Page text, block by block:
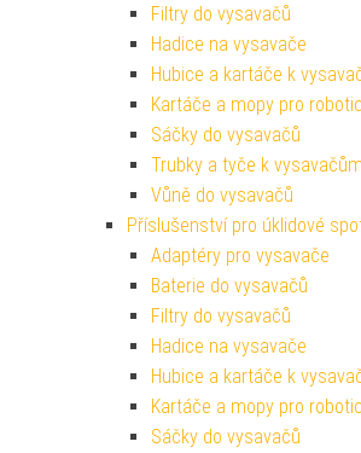
Filtry do vysavačů
Hadice na vysavače
Hubice a kartáče k
Kartáče a mopy pro
Sáčky do vysavačů
Trubky a tyče k vysavačům
Vůně do vysavačů
Příslušenství pro úklidové
Adaptéry pro vysavače
Baterie do vysavačů
Filtry do vysavačů
Hadice na vysavače
Hubice a kartáče k
Kartáče a mopy pro
Sáčky do vysavačů